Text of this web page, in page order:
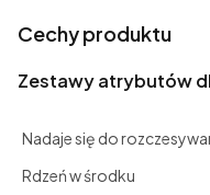
Cechy produktu
Zestawy atrybutów
Nadaje się do
Rdzeń w środku